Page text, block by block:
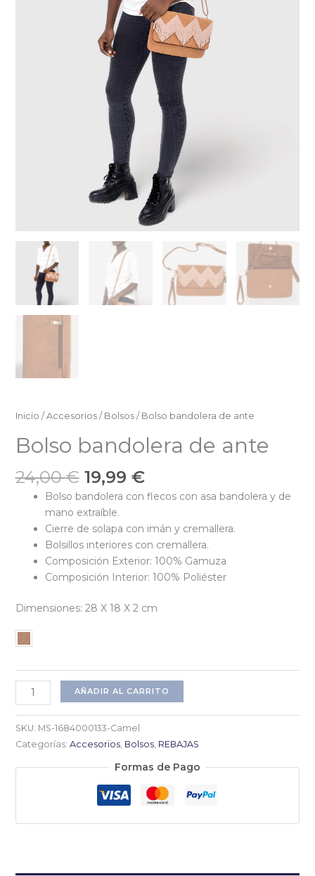
Inicio / Accesorios/ Bolsos/ Bolso bandolera de ante
Bolso bandolera de ante
24,00€ El
precio
original
era:
24,00 €.
19,99 €El
precio
es:
19,99 €.
Bolso bandolera con flecos con asa bandolera y de
mano extraíble.
Cierre de solapa con imán y cremallera.
Bolsillos interiores con cremallera.
Composición Exterior: 100% Gamuza
Composición Interior: 100% Poliéster
Dimensiones: 28 X 18 X 2 cm
Bolso
bandolera
de
cantidad
AÑADIR AL CARRITO
SKU: MS-1684000133-Camel
Categorías: Accesorios, Bolsos, REBAJAS
Formas de Pago